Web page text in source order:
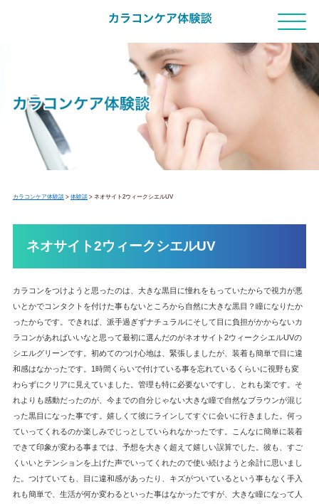
カラコンケア体験談> 体験談> ネオサイト2ウィークシエルUV
ネオサイト2ウィークシエルUV
カラコンをつけようと思ったのは、大きな黒目に憧れをもっていたからで視力が悪
いとかでコンタクトを付けた事もないところから自然に大きな黒目？瞳になりたか
ったからです。できれば、派手過ぎずナチュラルにそして目に負担がかからないカ
ラコンがあればいいなと思って最初に選んだのがネオサイト2ウィークシエルUVの
シエルグリーンです。初めてのつけ心地は、緊張しましたが、装着も簡単で目に違
和感はなかったです。1時間くらいで付けている事を忘れているくらいに視野も変
わらずにクリアに見えていました。管理も特に必要ないですし、とれも楽です。そ
れよりも感動だったのが、今までの自分じゃない大きな瞳で自然なブラウンが混じ
った黒目になった事です。嬉しくて彼にラインしてすぐに会いに行きました。何っ
ていってくれるのか楽しみでじっとしていられなかったです。こんなに簡単に装着
できて印象が変わる事までは、予想を大きく超えて嬉しい誤算でした。彼も、すご
くいいとテンションを上げた声でいってくれたので使い続けようと余計に思いまし
た。つけていても、目に違和感があったり、キズがついているという事もなく手入
れも簡単で、生活が何か変わるといった事はなかったですが、大きな瞳になって人